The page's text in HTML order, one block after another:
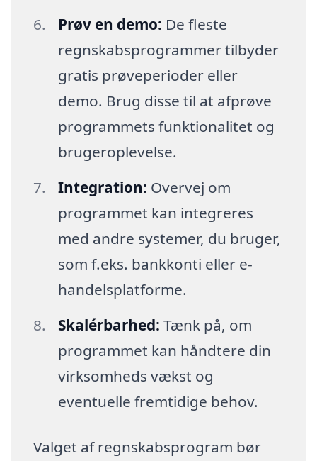
Prøv en demo: De fleste
regnskabsprogrammer tilbyder
gratis prøveperioder eller
demo. Brug disse til at afprøve
programmets funktionalitet og
brugeroplevelse.
Integration: Overvej om
programmet kan integreres
med andre systemer, du bruger,
som f.eks. bankkonti eller e-
handelsplatforme.
Skalérbarhed: Tænk på, om
programmet kan håndtere din
virksomheds vækst og
eventuelle fremtidige behov.
Valget af regnskabsprogram bør